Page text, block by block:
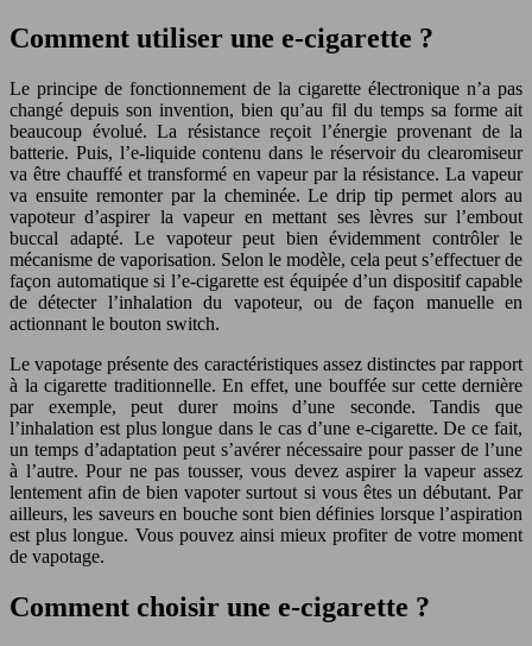
Comment utiliser une e-cigarette ?
Le principe de fonctionnement de la cigarette électronique n’a pas
changé depuis son invention, bien qu’au fil du temps sa forme ait
beaucoup évolué. La résistance reçoit l’énergie provenant de la
batterie. Puis, l’e-liquide contenu dans le réservoir du clearomiseur
va être chauffé et transformé en vapeur par la résistance. La vapeur
va ensuite remonter par la cheminée. Le drip tip permet alors au
vapoteur d’aspirer la vapeur en mettant ses lèvres sur l’embout
buccal adapté. Le vapoteur peut bien évidemment contrôler le
mécanisme de vaporisation. Selon le modèle, cela peut s’effectuer de
façon automatique si l’e-cigarette est équipée d’un dispositif capable
de détecter l’inhalation du vapoteur, ou de façon manuelle en
actionnant le bouton switch.
Le vapotage présente des caractéristiques assez distinctes par rapport
à la cigarette traditionnelle. En effet, une bouffée sur cette dernière
par exemple, peut durer moins d’une seconde. Tandis que
l’inhalation est plus longue dans le cas d’une e-cigarette. De ce fait,
un temps d’adaptation peut s’avérer nécessaire pour passer de l’une
à l’autre. Pour ne pas tousser, vous devez aspirer la vapeur assez
lentement afin de bien vapoter surtout si vous êtes un débutant. Par
ailleurs, les saveurs en bouche sont bien définies lorsque l’aspiration
est plus longue. Vous pouvez ainsi mieux profiter de votre moment
de vapotage.
Comment choisir une e-cigarette ?